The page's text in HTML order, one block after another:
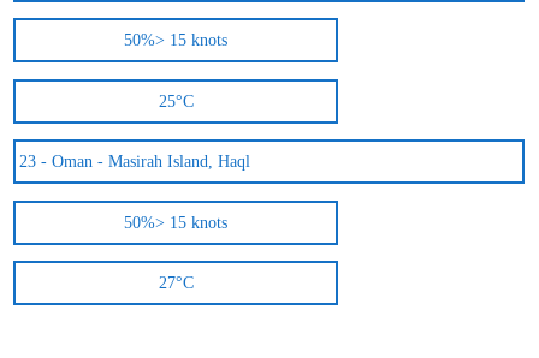
50%> 15 knots
25°C
23 -Oman - Masirah Island, Haql
50%> 15 knots
27°C